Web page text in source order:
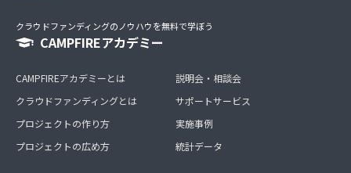
クラウドファンディングのノウハウを無料で学ぼう
CAMPFIREアカデミー
CAMPFIREアカデミーとは
クラウドファンディングとは
プロジェクトの作り方
プロジェクトの広め方
説明会・相談会
サポートサービス
実施事例
統計データ